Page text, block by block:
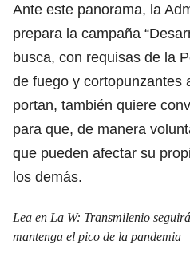
Ante este panorama, la
prepara la campaña
busca, con requisas de la
de fuego y cortopunzantes
portan, también quiere
para que, de manera
que pueden afectar su
los demás.
Lea en La W: Transmilenio
mantenga el pico de la pandemia